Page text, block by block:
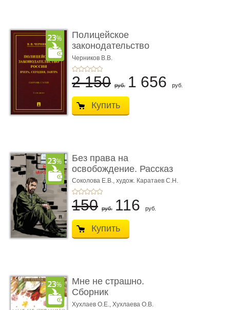
Полицейское
законодательство
России: вчера, с� ...
Черников В.В.
2 150 руб. 1 656 руб.
Купить
Без права на
освобождение. Рассказ
Соколова Е.В., худож. Каратаев С.Н.
150 руб. 116 руб.
Купить
Мне не страшно.
Сборник
терапевтических
Хухлаев О.Е., Хухлаева О.В.